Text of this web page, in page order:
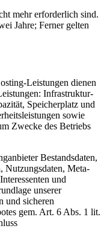
mehr erforderlich sind.
Jahre; Ferner gelten
Leistungen dienen
Infrastruktur-
Speicherplatz und
sowie
Zwecke des Betriebs
Bestandsdaten,
Nutzungsdaten, Meta-
und
unserer
und sicheren
gem. Art. 6 Abs. 1 lit.